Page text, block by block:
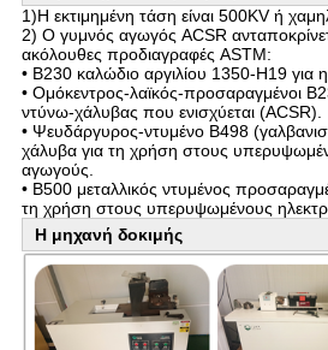
1)Η εκτιμημένη τάση είναι 500KV ή
2) Ο γυμνός αγωγός ACSR
ακόλουθες προδιαγραφές ASTM:
• B230 καλώδιο αργιλίου 1350-H19 για
• Ομόκεντρος-λαϊκός-προσαραγμένοι
ντύνω-χάλυβας που ενισχύεται (ACSR).
• Ψευδάργυρος-ντυμένο B498
χάλυβα για τη χρήση στους
αγωγούς.
• B500 μεταλλικός ντυμένος
τη χρήση στους υπερυψωμένους
Η μηχανή δοκιμής